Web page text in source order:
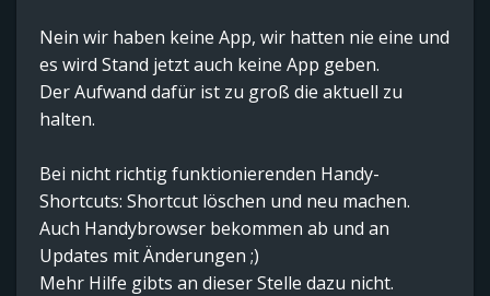
Nein wir haben keine App, wir hatten nie eine und
es wird Stand jetzt auch keine App geben.
Der Aufwand dafür ist zu groß die aktuell zu
halten.
Bei nicht richtig funktionierenden Handy-
Shortcuts: Shortcut löschen und neu machen.
Auch Handybrowser bekommen ab und an
Updates mit Änderungen ;)
Mehr Hilfe gibts an dieser Stelle dazu nicht.